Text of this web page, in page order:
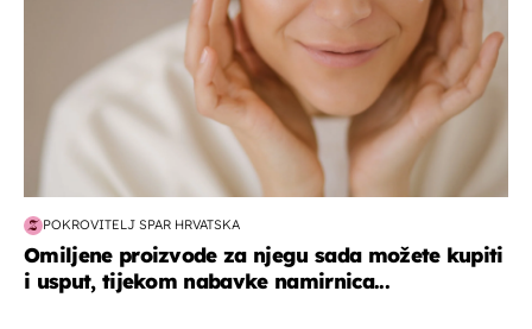
POKROVITELJ SPAR HRVATSKA
Omiljene proizvode za njegu sada možete kupiti
i usput, tijekom nabavke namirnica...